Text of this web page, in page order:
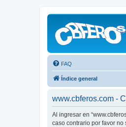
FAQ
Índice general
www.cbferos.com -
Al ingresar en
caso contrario por favor no